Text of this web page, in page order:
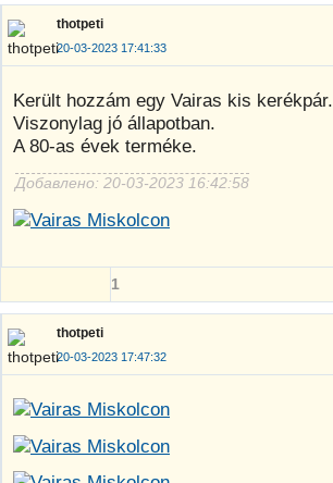
thotpeti
20-03-2023 17:41:33
Került hozzám egy Vairas kis kerékpár.
Viszonylag jó állapotban.
A 80-as évek terméke.
Добавлено: 20-03-2023 16:42:58
1
thotpeti
20-03-2023 17:47:32